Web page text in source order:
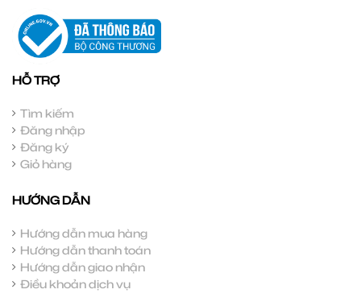
HỖ TRỢ
Tìm kiếm
Đăng nhập
Đăng ký
Giỏ hàng
HƯỚNG DẪN
Hướng dẫn mua hàng
Hướng dẫn thanh toán
Hướng dẫn giao nhận
Điều khoản dịch vụ